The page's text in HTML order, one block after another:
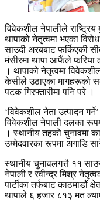
विवेकशील नेपालीले राष्ट्रिय
थापाको नेतृत्वमा भएका
साउदी अरबबाट फर्किएकी
मंसीरमा थापा आफैंले फरिया
। थापाको नेतृत्वमा
केसीले उठाएका मागहरूको
पटक गिरफ्तारीमा पनि परे ।
‘विवेकशील नेता उत्पादन
विवेकशील नेपाली दलका
। स्थानीय तहको चुनावमा
उम्मेदवारका रूपमा अगाडि
स्थानीय चुनावलगत्तै ११
नेपाली र रवीन्द्र मिश्र
पार्टीका तर्फबाट काठमाडौं
थापाले ६ हजार ८१३ मत